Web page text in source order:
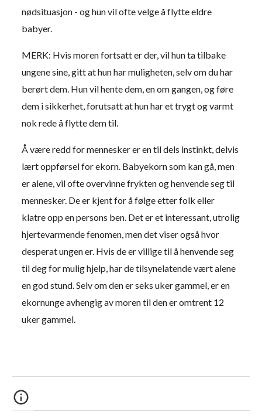
nødsituasjon - og hun vil ofte velge å flytte eldre
babyer.
MERK: Hvis moren fortsatt er der, vil hun ta tilbake
ungene sine, gitt at hun har muligheten, selv om du har
berørt dem. Hun vil hente dem, en om gangen, og føre
dem i sikkerhet, forutsatt at hun har et trygt og varmt
nok rede å flytte dem til.
Å være redd for mennesker er en til dels instinkt, delvis
lært oppførsel for ekorn. Babyekorn som kan gå, men
er alene, vil ofte overvinne frykten og henvende seg til
mennesker. De er kjent for å følge etter folk eller
klatre opp en persons ben. Det er et interessant, utrolig
hjertevarmende fenomen, men det viser også hvor
desperat ungen er. Hvis de er villige til å henvende seg
til deg for mulig hjelp, har de tilsynelatende vært alene
en god stund. Selv om den er seks uker gammel, er en
ekornunge avhengig av moren til den er omtrent 12
uker gammel.